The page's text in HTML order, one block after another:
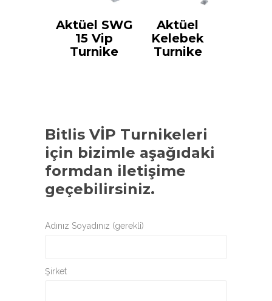
Aktüel SWG
15 Vip
Turnike
Aktüel
Kelebek
Turnike
Bitlis VİP Turnikeleri
için bizimle aşağıdaki
formdan iletişime
geçebilirsiniz.
Adınız Soyadınız (gerekli)
Şirket